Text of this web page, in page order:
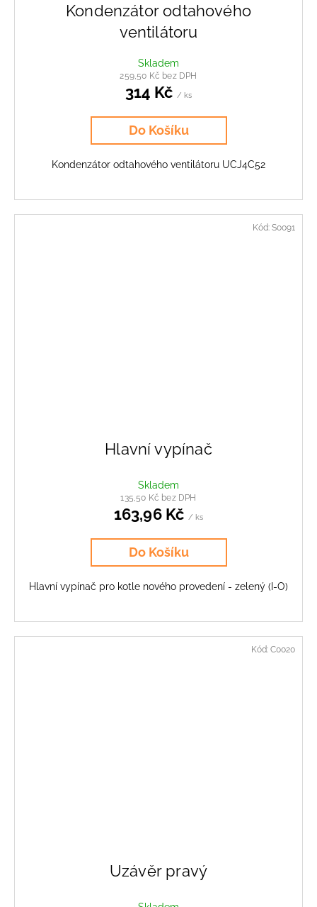
Kondenzátor odtahového
ventilátoru
Skladem
259,50 Kč bez DPH
314 Kč / ks
Do Košíku
Kondenzátor odtahového ventilátoru UCJ4C52
Hlavní vypínač
Skladem
135,50 Kč bez DPH
163,96 Kč / ks
Do Košíku
Hlavní vypínač pro kotle nového provedení - zelený (I-O)
Kód: S0091
Uzávěr pravý
Kód: C0020